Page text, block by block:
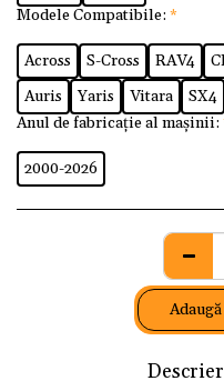
Modele Compatibile: *
Across S-Cross RAV4
Auris
Yaris Vitara SX4
Anul de fabricație al mașinii:
2000-2026